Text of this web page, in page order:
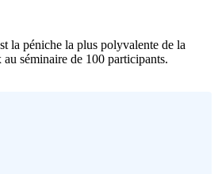
la péniche la plus polyvalente de la
séminaire de 100 participants.